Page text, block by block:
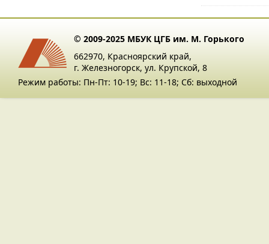
© 2009-2025 МБУК ЦГБ им. М. Горького
662970, Красноярский край,
г. Железногорск, ул. Крупской, 8
Режим работы: Пн-Пт: 10-19; Вс: 11-18; Сб: выходной